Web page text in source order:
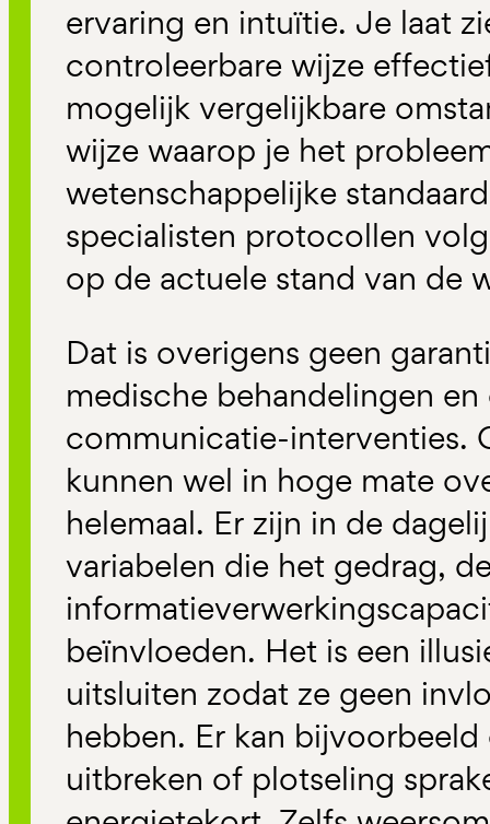
ervaring en intuïtie. Je laat
controleerbare wijze
mogelijk vergelijkbare
wijze waarop je het
wetenschappelijke
specialisten protocollen
op de actuele stand van de
Dat is overigens geen
medische behandelingen
communicatie-interventies.
kunnen wel in hoge mate
helemaal. Er zijn in de
variabelen die het gedrag,
beïnvloeden. Het is een
uitsluiten zodat ze geen
hebben. Er kan
uitbreken of plotseling